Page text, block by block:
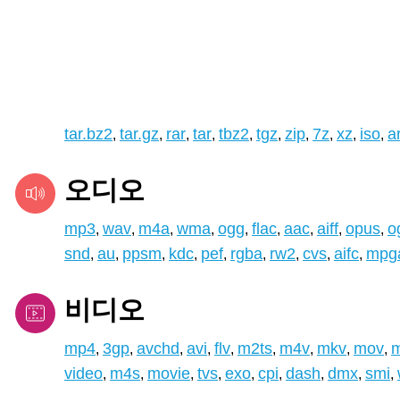
tar.bz2, tar.gz, rar, tar, tbz2, tgz, zip, 7z, xz, iso,
오디오
mp3, wav, m4a, wma, ogg, flac, aac, aiff, opus,
snd, au, ppsm, kdc, pef, rgba, rw2, cvs, aifc,
비디오
mp4, 3gp, avchd, avi, flv, m2ts, m4v, mkv, mov,
video, m4s, movie, tvs, exo, cpi, dash, dmx, smi,